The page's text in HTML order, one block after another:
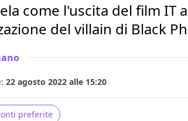
come l'uscita del film
del villain di Black
22 agosto 2022 alle 15:20
preferite